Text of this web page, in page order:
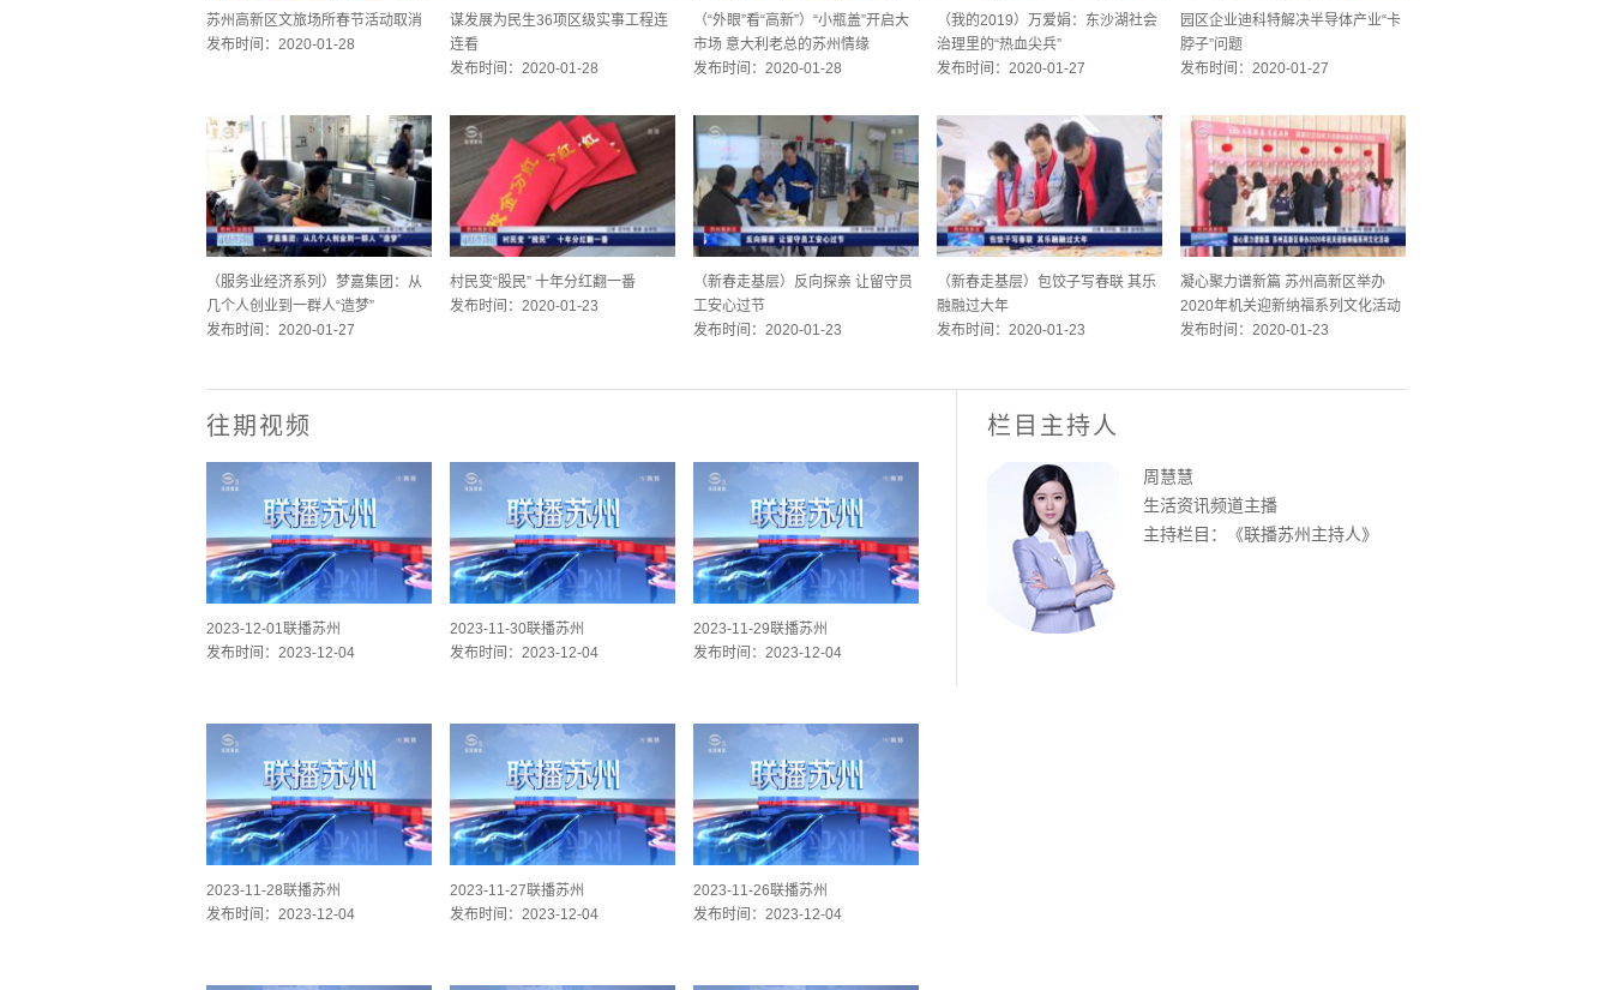
苏州高新区文旅场所春节活动取消
发布时间：2020-01-28
谋发展为民生36项区级实事工程连
连看
发布时间：2020-01-28
（“外眼”看“高新”）“小瓶盖”开启大
市场 意大利老总的苏州情缘
发布时间：2020-01-28
（我的2019）万爱娟：东沙湖社会
治理里的“热血尖兵”
发布时间：2020-01-27
园区企业迪科特解决半导体产业“卡
脖子”问题
发布时间：2020-01-27
（服务业经济系列）梦嘉集团：从
几个人创业到一群人“造梦”
发布时间：2020-01-27
村民变“股民” 十年分红翻一番
发布时间：2020-01-23
（新春走基层）反向探亲 让留守员
工安心过节
发布时间：2020-01-23
（新春走基层）包饺子写春联 其乐
融融过大年
发布时间：2020-01-23
凝心聚力谱新篇 苏州高新区举办
2020年机关迎新纳福系列文化活动
发布时间：2020-01-23
往期视频
2023-12-01联播苏州
发布时间：2023-12-04
2023-11-30联播苏州
发布时间：2023-12-04
2023-11-29联播苏州
发布时间：2023-12-04
2023-11-28联播苏州
发布时间：2023-12-04
2023-11-27联播苏州
发布时间：2023-12-04
2023-11-26联播苏州
发布时间：2023-12-04
栏目主持人
周慧慧
生活资讯频道主播
主持栏目：《联播苏州主持人》